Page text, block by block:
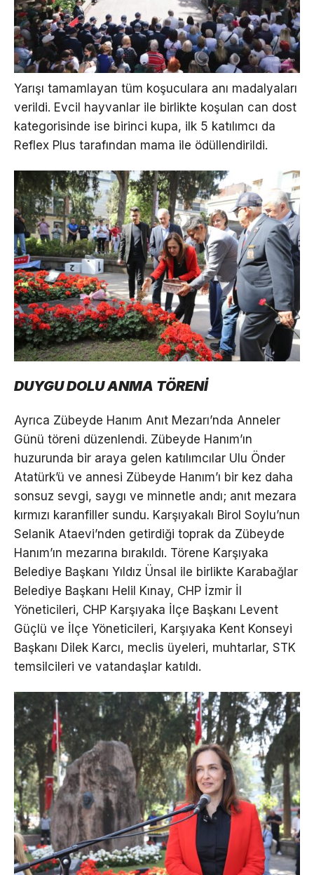
Yarışı tamamlayan tüm koşuculara anı madalyaları
verildi. Evcil hayvanlar ile birlikte koşulan can dost
kategorisinde ise birinci kupa, ilk 5 katılımcı da
Reflex Plus tarafından mama ile ödüllendirildi.
DUYGU DOLU ANMA TÖRENİ
Ayrıca Zübeyde Hanım Anıt Mezarı’nda Anneler
Günü töreni düzenlendi. Zübeyde Hanım’ın
huzurunda bir araya gelen katılımcılar Ulu Önder
Atatürk’ü ve annesi Zübeyde Hanım’ı bir kez daha
sonsuz sevgi, saygı ve minnetle andı; anıt mezara
kırmızı karanfiller sundu. Karşıyakalı Birol Soylu’nun
Selanik Ataevi’nden getirdiği toprak da Zübeyde
Hanım’ın mezarına bırakıldı. Törene Karşıyaka
Belediye Başkanı Yıldız Ünsal ile birlikte Karabağlar
Belediye Başkanı Helil Kınay, CHP İzmir İl
Yöneticileri, CHP Karşıyaka İlçe Başkanı Levent
Güçlü ve İlçe Yöneticileri, Karşıyaka Kent Konseyi
Başkanı Dilek Karcı, meclis üyeleri, muhtarlar, STK
temsilcileri ve vatandaşlar katıldı.